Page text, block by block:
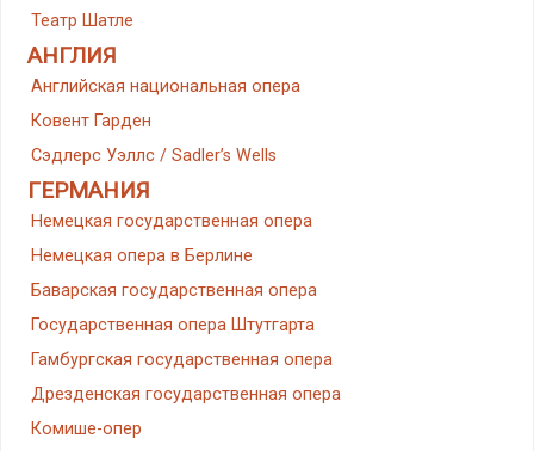
Театр Шатле
АНГЛИЯ
Английская национальная опера
Ковент Гарден
Сэдлерс Уэллс / Sadler’s Wells
ГЕРМАНИЯ
Немецкая государственная опера
Немецкая опера в Берлине
Баварская государственная опера
Государственная опера Штутгарта
Гамбургская государственная опера
Дрезденская государственная опера
Комише-опер